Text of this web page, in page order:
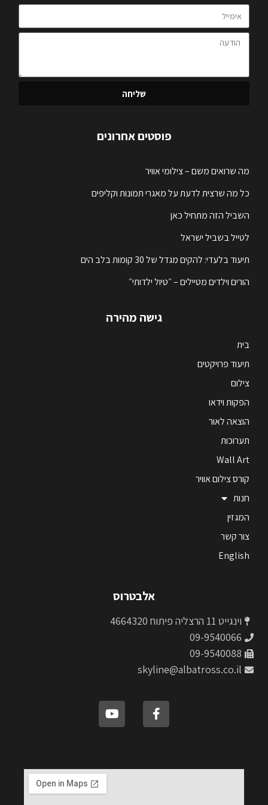
שליחה
פוסטים אחרונים
מה שרואים משם – צילומי אוויר
כל מה שרצית לדעת על מאגרי תמונות וקליפים
השביל הזה מתחיל כאן
לטייל בשביל ישראל
תיעוד בלעדי: להקים מגדל של 30 קומות בלב הים
הורים וילדים מטיילים – ״טיול ילדותי״
גישה מהירה
בית
תיעוד פרויקטים
צילום
הפקות וידאו
הוצאה לאור
תערוכות
Wall Art
קורס צילום אוויר
חנות
המגזין
צור קשר
English
אלבטרוס
וינגייט 11 הרצליה פיתוח 4664320
09-9540066
09-9540088
skyline@albatross.co.il